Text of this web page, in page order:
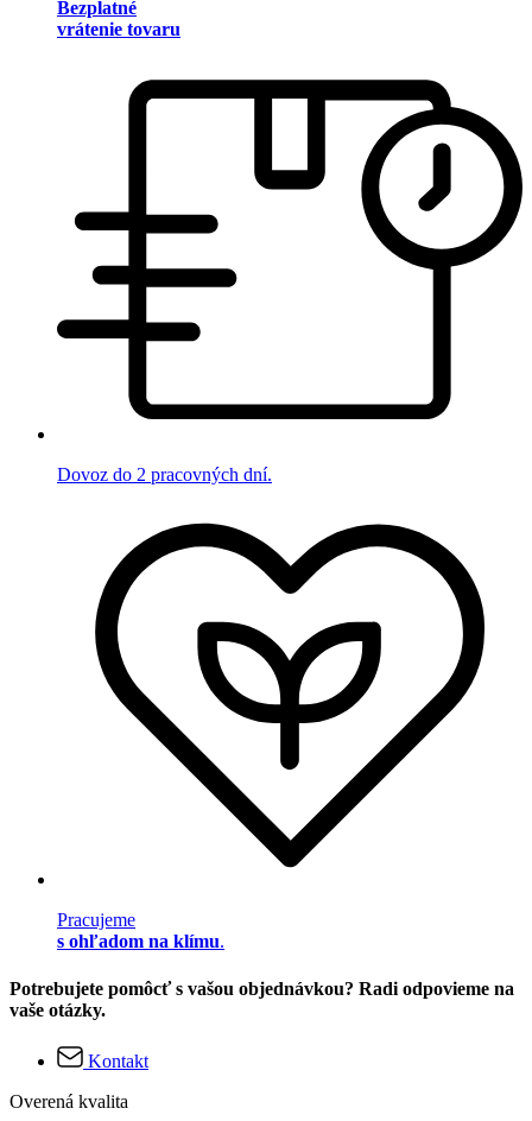
Bezplatné
vrátenie tovaru
Dovoz do 2 pracovných dní.
Pracujeme
s ohľadom na klímu.
Potrebujete pomôcť s vašou objednávkou? Radi odpovieme na
vaše otázky.
Kontakt
Overená kvalita